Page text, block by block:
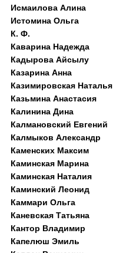
Исмаилова Алина
Истомина Ольга
К. Ф.
Каварина Надежда
Кадырова Айсылу
Казарина Анна
Казимировская Наталья
Казьмина Анастасия
Калинина Дина
Калмановский Евгений
Калмыков Александр
Каменских Максим
Каминская Марина
Каминская Наталия
Каминский Леонид
Каммари Ольга
Каневская Татьяна
Кантор Владимир
Капелюш Эмиль